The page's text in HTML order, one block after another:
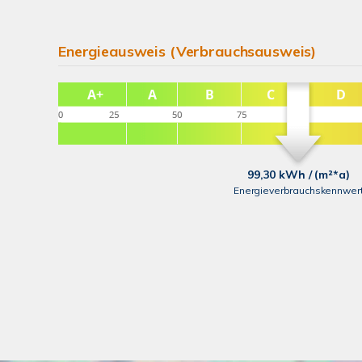
Energieausweis (Verbrauchsausweis)
99,30 kWh / (m²*a)